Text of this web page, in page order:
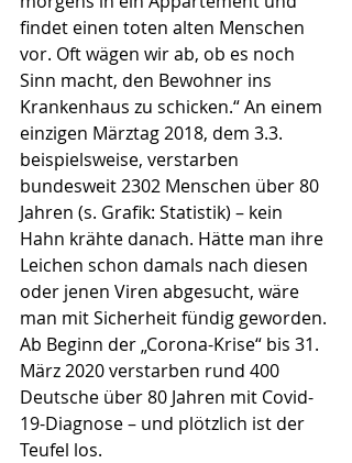
findet einen toten alten Menschen
vor. Oft wägen wir ab, ob es noch
Sinn macht, den Bewohner ins
Kranken­haus zu schicken.“ An einem
einzigen Märztag 2018, dem 3.3.
beispielsweise, verstarben
bundesweit 2302 Menschen über 80
Jahren (s. Grafik: Statistik) – kein
Hahn krähte danach. Hätte man ihre
Leichen schon damals nach diesen
oder jenen Viren abgesucht, wäre
man mit Sicherheit fündig geworden.
Ab Beginn der „Corona-Krise“ bis 31.
März 2020 verstarben rund 400
Deutsche über 80 Jahren mit Covid-
19-Diagnose – und plötzlich ist der
Teufel los.